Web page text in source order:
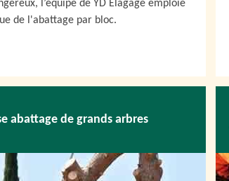
l’équipe de YD Elagage emploie
de l'abattage par bloc.
abattage de grands arbres